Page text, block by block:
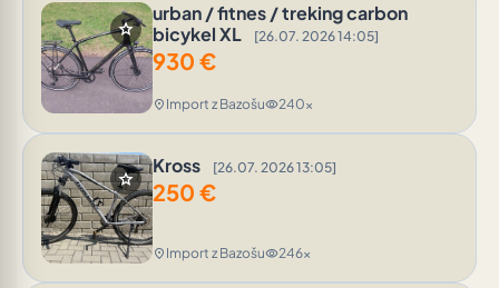
star
urban / fitnes / treking carbon
bicykel XL
[26.07. 2026 14:05]
930 €
location_on Import z Bazošuvisibility240x
star
Kross [26.07. 2026 13:05]
250 €
location_on Import z Bazošuvisibility246x